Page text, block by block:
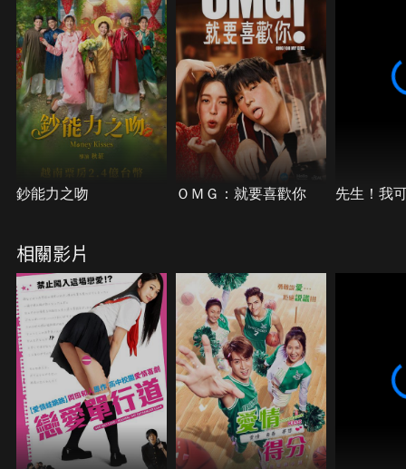
加入舞蹈社卻在篩選時被嘲笑；練習儀隊表演只為能
更靠近足球隊的小莫。
鈔能力之吻 ＯＭＧ：就要喜歡你 先生！我
相關影片